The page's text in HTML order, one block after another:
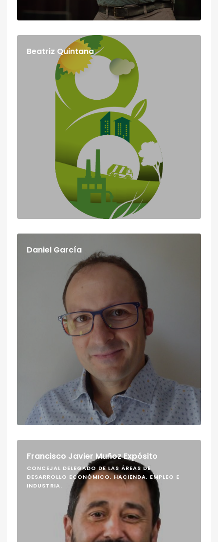
Beatriz Quintana
Daniel García
Francisco Javier Muñoz Expósito
CONCEJAL DELEGADO DE LAS ÁREAS DE
DESARROLLO ECONÓMICO, HACIENDA, EMPLEO E
INDUSTRIA.